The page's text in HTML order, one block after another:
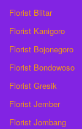
Florist Blitar
Florist Kanigoro
Florist Bojonegoro
Florist Bondowoso
Florist Gresik
Florist Jember
Florist Jombang